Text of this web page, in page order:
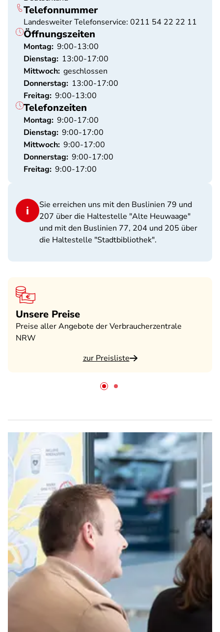
Telefonnummer
Landesweiter Telefonservice: 0211 54 22 22 11
Öffnungszeiten
Montag: 9:00-13:00
Dienstag: 13:00-17:00
Mittwoch: geschlossen
Donnerstag: 13:00-17:00
Freitag: 9:00-13:00
Telefonzeiten
Montag: 9:00-17:00
Dienstag: 9:00-17:00
Mittwoch: 9:00-17:00
Donnerstag: 9:00-17:00
Freitag: 9:00-17:00
Sie erreichen uns mit den Buslinien 79 und
207 über die Haltestelle "Alte Heuwaage"
und mit den Buslinien 77, 204 und 205 über
die Haltestelle "Stadtbibliothek".
Unsere Preise
Preise aller Angebote der Verbraucherzentrale
NRW
zur Preisliste